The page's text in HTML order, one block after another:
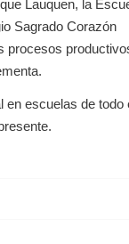
Lauquen, la
Sagrado Corazón
procesos
en escuelas de todo